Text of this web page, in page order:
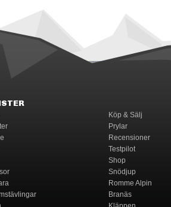
Köp & Sälj
Prylar
Recensioner
Testpilot
Shop
Snödjup
Romme Alpin
Branäs